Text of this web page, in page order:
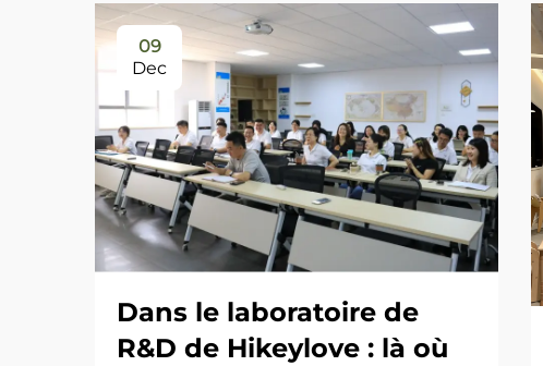
09
Dec
Dans le laboratoire de
R&D de Hikeylove : là où